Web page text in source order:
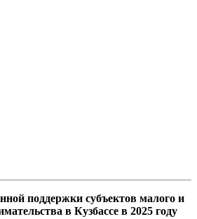
поддержки субъектов малого и
в Кузбассе в 2025 году